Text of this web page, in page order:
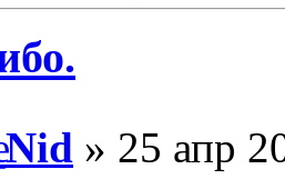
» 25 апр